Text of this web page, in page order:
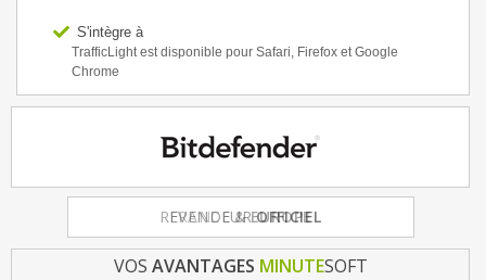
S'intègre à
TrafficLight est disponible pour Safari, Firefox et Google
Chrome
FRANCE & EUROPE
VOS AVANTAGES MINUTESOFT